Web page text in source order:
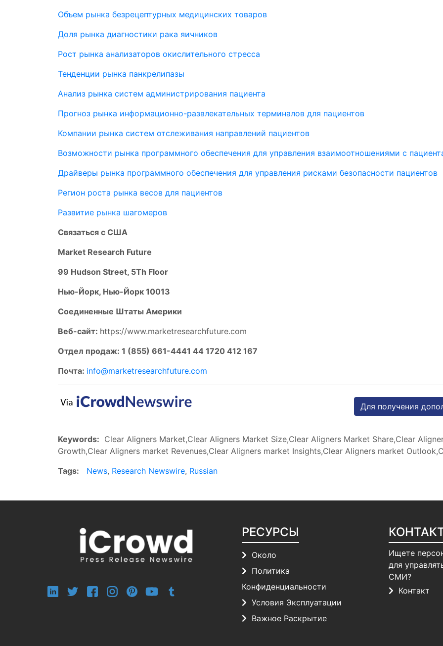
Объем рынка безрецептурных медицинских товаров
Доля рынка диагностики рака яичников
Рост рынка анализаторов окислительного стресса
Тенденции рынка панкрелипазы
Анализ рынка систем администрирования пациента
Прогноз рынка информационно-развлекательных терминалов для пациентов
Компании рынка систем отслеживания направлений пациентов
Возможности рынка программного обеспечения для управления взаимоотношениями с
Драйверы рынка программного обеспечения для управления рисками безопасности пациентов
Регион роста рынка весов для пациентов
Развитие рынка шагомеров
Связаться с США
Market Research Future
99 Hudson Street, 5Th Floor
Нью-Йорк, Нью-Йорк 10013
Соединенные Штаты Америки
Веб-сайт: https://www.marketresearchfuture.com
Отдел продаж: 1 (855) 661-4441 44 1720 412 167
Почта: info@marketresearchfuture.com
Для получения
Keywords: Clear Aligners Market,Clear Aligners Market Size,Clear Aligners Market Share,Clear
Growth,Clear Aligners market Revenues,Clear Aligners market Insights,Clear Aligners market
Tags:
News, Research Newswire, Russian
РЕСУРСЫ
Около
Политика
Конфиденциальности
Условия Эксплуатации
Важное Раскрытие
Ищете
для
СМИ?
Контакт